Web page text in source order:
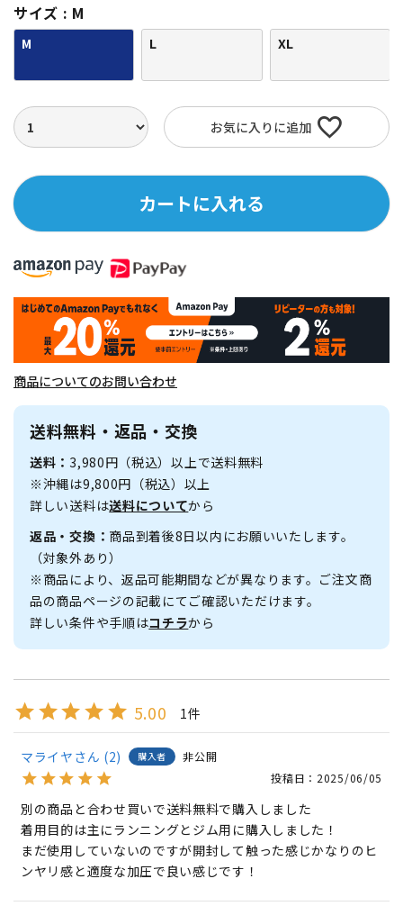
サイズ M
M L XL
お気に入りに追加
カートに入れる
商品についてのお問い合わせ
送料無料・返品・交換
送料：3,980円（税込）以上で送料無料
※沖縄は9,800円（税込）以上
詳しい送料は送料についてから
返品・交換： 商品到着後8日以内にお願いいたします。
（対象外あり）
※商品により、返品可能期間などが異なります。ご注文商
品の商品ページの記載にてご確認いただけます。
詳しい条件や手順はコチラから
5.00 1
マライヤ 2 購入者
非公開
投稿日
2025/06/05
別の商品と合わせ買いで送料無料で購入しました
着用目的は主にランニングとジム用に購入しました！
まだ使用していないのですが開封して触った感じかなりのヒ
ンヤリ感と適度な加圧で良い感じです！